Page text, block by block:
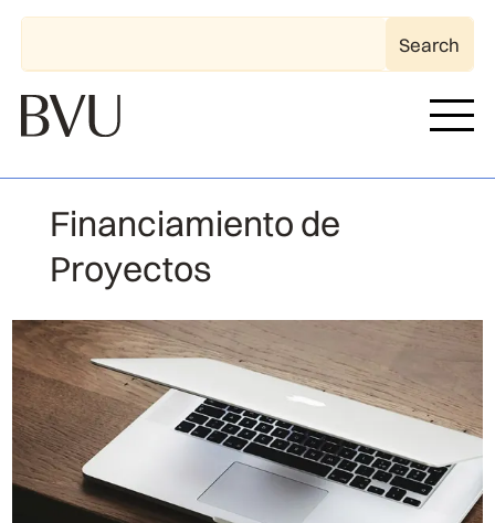
Financiamiento de
Proyectos